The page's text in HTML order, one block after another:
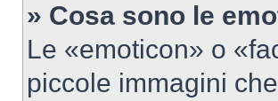
» Cosa sono le
Le «emoticon» o
piccole immagini